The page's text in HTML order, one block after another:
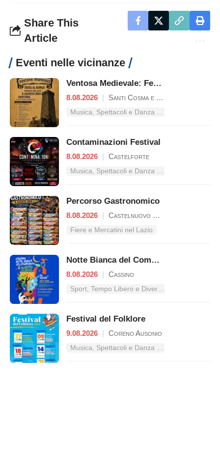
Share This
Article
Eventi nelle vicinanze
Ventosa Medievale: Festa al Borgo
8.08.2026 | Santi Cosma e Damiano
Musica, Spettacoli e Danza nel Lazio
Contaminazioni Festival
8.08.2026 | Castelforte
Musica, Spettacoli e Danza nel Lazio
Percorso Gastronomico
8.08.2026 | Castelnuovo Parano
Fiere e Mercatini nel Lazio
Notte Bianca del Commercio
8.08.2026 | Cassino
Sport, Tempo Libero e Divertimento nel Lazio
Festival del Folklore
9.08.2026 | Coreno Ausonio
Musica, Spettacoli e Danza nel Lazio